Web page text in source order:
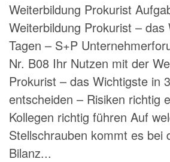
Weiterbildung Prokurist
Weiterbildung Prokurist – das
Tagen – S+P
Nr. B08 Ihr Nutzen mit der
Prokurist – das Wichtigste in
entscheiden – Risiken richtig
Kollegen richtig führen Auf
Stellschrauben kommt es bei
Bilanz...